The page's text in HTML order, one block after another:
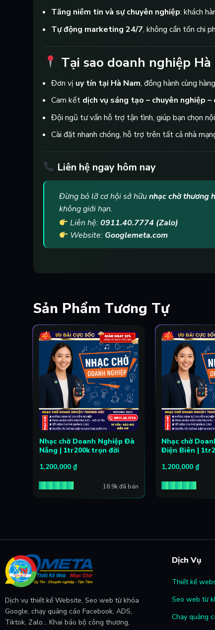
Tăng niềm tin và sự chuyên nghiệp: khách
Tự động marketing 24/7, không cần tốn chi
Tại sao doanh nghiệp
Đơn vị uy tín tại Hà Nam, đồng hành cùng
Cam kết dịch vụ sáng tạo – chuyên nghiệp
Đội ngũ tư vấn hỗ trợ tận tình, giúp bạn chọn
Cài đặt nhanh chóng, hỗ trợ trên tất cả nhà
Liên hệ ngay hôm nay
Đừng bỏ lỡ cơ hội sở hữunhạc chờ thương
không giới hạn.
Liên hệ: 0911.40.7774 (Zalo)
Website: Googlemeta.com
Sản Phẩm Tương Tự
Nhạc chờ Doanh Nghiệp Đà
Nẵng | 1tr200k trọn đời
1,200,000 ₫
18.9k đã bán
Nhạc chờ
Điện Biên |
1,200,000₫
Dịch vụ thiết kế Website, Seo web từ khóa
Google, chạy quảng cáo Facebook, ADS,
Tiktok, Zalo... Khai báo bộ công thương,
Dịch Vụ
Thiết kế
Seo web từ
Chạy quảng